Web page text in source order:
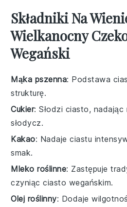
Składniki Na
Wielkanocny
Wegański
Mąka pszenna: Podstawa
strukturę.
Cukier: Słodzi ciasto,
słodycz.
Kakao: Nadaje ciastu
smak.
Mleko roślinne: Zastępuje
czyniąc ciasto wegańskim.
Olej roślinny: Dodaje